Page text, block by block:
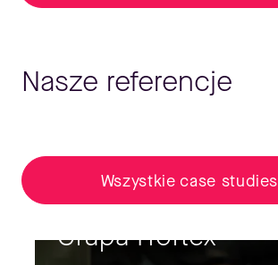
Nasze referencje
Wszystkie case studies
Grupa Hortex